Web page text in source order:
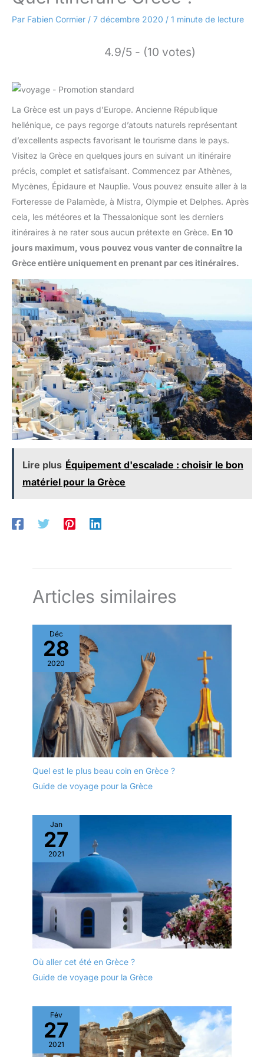
Par Fabien Cormier / 7 décembre 2020 / 1 minute de lecture
4.9/5 - (10 votes)
La Grèce est un pays d’Europe. Ancienne République
hellénique, ce pays regorge d’atouts naturels représentant
d’excellents aspects favorisant le tourisme dans le pays.
Visitez la Grèce en quelques jours en suivant un itinéraire
précis, complet et satisfaisant. Commencez par Athènes,
Mycènes, Épidaure et Nauplie. Vous pouvez ensuite aller à la
Forteresse de Palamède, à Mistra, Olympie et Delphes. Après
cela, les météores et la Thessalonique sont les derniers
itinéraires à ne rater sous aucun prétexte en Grèce. En 10
jours maximum, vous pouvez vous vanter de connaître la
Grèce entière uniquement en prenant par ces itinéraires.
Lire plus Équipement d'escalade : choisir le bon
matériel pour la Grèce
Articles similaires
Déc
28
2020
Quel est le plus beau coin en Grèce ?
Guide de voyage pour la Grèce
Jan
27
2021
Où aller cet été en Grèce ?
Guide de voyage pour la Grèce
Fév
27
2021